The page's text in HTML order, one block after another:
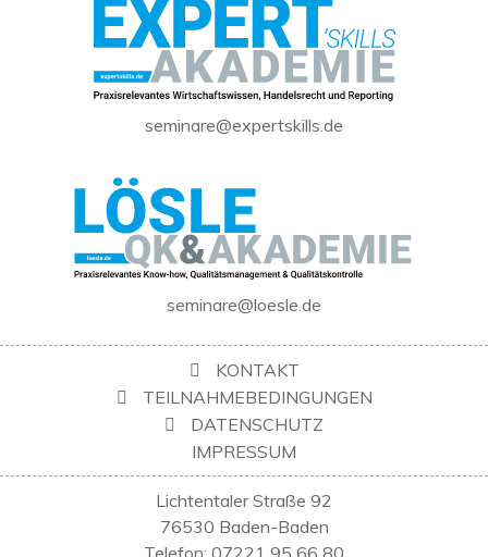
seminare@expertskills.de
seminare@loesle.de
KONTAKT
TEILNAHMEBEDINGUNGEN
DATENSCHUTZ
IMPRESSUM
Lichtentaler Straße 92
76530 Baden-Baden
Telefon: 07221 95 66 80